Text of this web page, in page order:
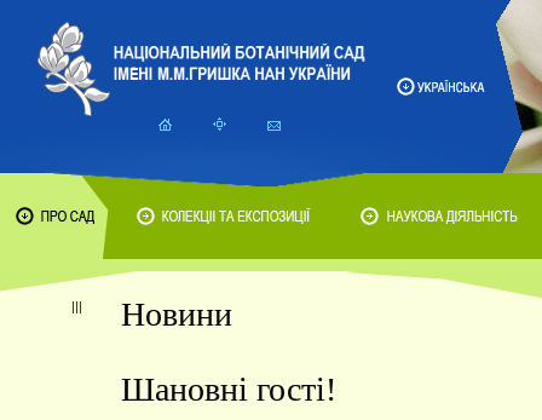
Новини
Шановні гості!